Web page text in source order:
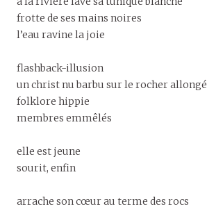
frotte de ses mains noires
l’eau ravine la joie
flashback-illusion
un christ nu barbu sur le rocher allongé
folklore hippie
membres emmêlés
elle est jeune
sourit, enfin
arrache son cœur au terme des rocs